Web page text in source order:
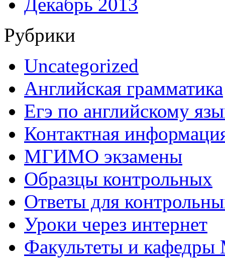
Рубрики
Uncategorized
Английская грамматика
Егэ по английскому
Контактная
МГИМО экзамены
Образцы контрольных
Ответы для
Уроки через интернет
Факультеты и